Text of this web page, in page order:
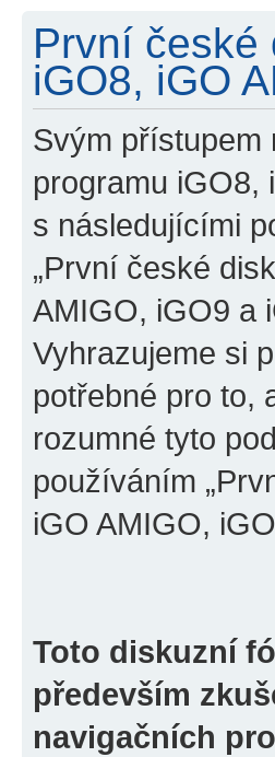
První české
iGO8, iGO
Svým přístupem
programu iGO8,
s následujícími
„První české
AMIGO, iGO9 a
Vyhrazujeme si
potřebné pro to,
rozumné tyto
používáním
iGO AMIGO,
Toto diskuzní
především
navigačních